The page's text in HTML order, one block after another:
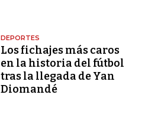
DEPORTES
Los fichajes más caros
en la historia del fútbol
tras la llegada de Yan
Diomandé